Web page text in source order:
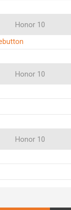
Honor 10
Honor 10
Honor 10